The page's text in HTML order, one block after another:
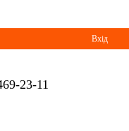
Вхід
23-11